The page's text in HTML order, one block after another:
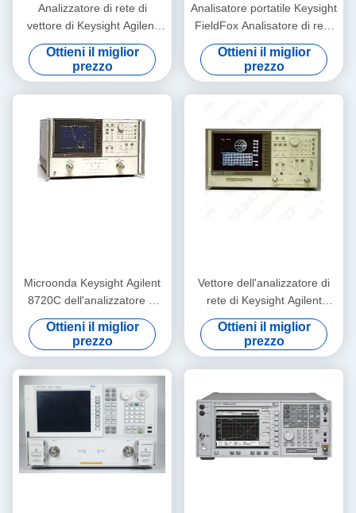
Analizzatore di rete di
vettore di Keysight Agilent
8711B 100dB Rackmount
Ottieni il miglior
prezzo
Analisatore portatile Keysight
FieldFox Analisatore di rete
a microonde a 18 GHz con 2
porte e 91 dB di gamma
dinamica
Ottieni il miglior
prezzo
Microonda Keysight Agilent
8720C dell'analizzatore di
rete di Benchtop VNA
Ottieni il miglior
prezzo
Vettore dell'analizzatore di
rete di Keysight Agilent
8753D con lo schermo a
colori
Ottieni il miglior
prezzo